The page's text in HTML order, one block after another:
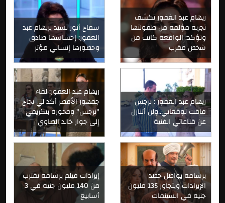
سماح أنور تشيد بريهام عبد
الغفور: إحساسها صادق
وحضورها إنساني مؤثر
ريهام عبد الغفور تكشف
تجربة مؤلمة من طفولتها
وتؤكد: الواقعة كانت من
شخص مقرب
ريهام عبد الغفور: لقاء
جمهور الأقصر أكد لي نجاح
"نرجس" وفخورة بتكريمي
إلى جوار خالد الصاوي
ريهام عبد الغفور : نرجس
فاقت توقعاتي..ولن أتنازل
عن قناعاتي الفنية
إيرادات فيلم برشامة تقترب
من 140 مليون جنيه في 3
أسابيع
برشامة يواصل حصد
الإيرادات ويتجاوز 135 مليون
جنيه في السينمات